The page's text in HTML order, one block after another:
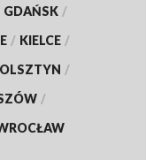
GDAŃSK /
/ KIELCE /
OLSZTYN /
/